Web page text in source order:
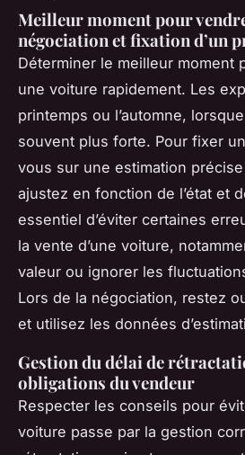
Meilleur moment pour
négociation et fixation d’un
Déterminer le meilleur moment
une voiture rapidement. Les
printemps ou l’automne,
souvent plus forte. Pour fixer
vous sur une estimation
ajustez en fonction de l’état et
essentiel d’éviter certaines
la vente d’une voiture,
valeur ou ignorer les
Lors de la négociation, restez
et utilisez les données
Gestion du délai de
obligations du vendeur
Respecter les conseils pour
voiture passe par la gestion